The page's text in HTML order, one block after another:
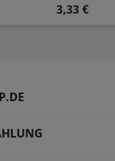
3,33 €